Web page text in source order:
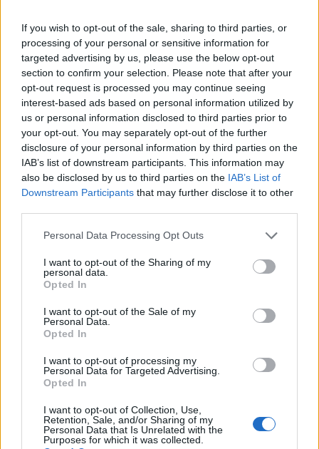
If you wish to opt-out of the sale, sharing to third parties, or
processing of your personal or sensitive information for
targeted advertising by us, please use the below opt-out
section to confirm your selection. Please note that after your
opt-out request is processed you may continue seeing
interest-based ads based on personal information utilized by
us or personal information disclosed to third parties prior to
your opt-out. You may separately opt-out of the further
disclosure of your personal information by third parties on the
IAB’s list of downstream participants. This information may
also be disclosed by us to third parties on the IAB’s List of
Downstream Participants that may further disclose it to other
Please note that this website/app uses one or more Google
not limited to your visit or usage behaviour. You may click to
grant or deny consent to Google and its third-party tags to
use your data for below specified purposes in below Google
consent section.
Personal Data Processing Opt Outs
I want to opt-out of the Sharing of my
personal data.
Opted In
I want to opt-out of the Sale of my
Personal Data.
Opted In
I want to opt-out of processing my
Personal Data for Targeted Advertising.
Opted In
I want to opt-out of Collection, Use,
Retention, Sale, and/or Sharing of my
Personal Data that Is Unrelated with the
Purposes for which it was collected.
competenze artigiane permette a Gist di offrire
soluzioni pratiche e durature: materiali tecnici,
accorgimenti sartoriali e test sul campo
convergono per creare capi che accompagnano il
ciclista in tutte le stagioni non estreme. Questo
approccio rende la proposta ideale per chi cerca
performance, stile e affidabilità senza
compromessi.
AUTORE
Ilaria Mauri, bolognese, decise di seguire il
giornalismo sportivo dopo una notte al
coordina le pagine di competizioni e
commenti. In redazione predilige reportage
partita come prova della svolta.